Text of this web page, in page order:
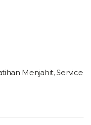
Menjahit, Service